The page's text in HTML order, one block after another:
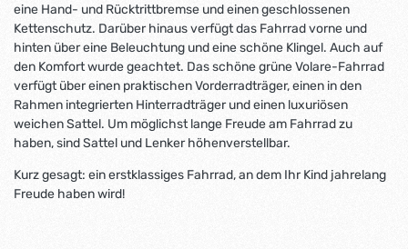
eine Hand- und Rücktrittbremse und einen geschlossenen
Kettenschutz. Darüber hinaus verfügt das Fahrrad vorne und
hinten über eine Beleuchtung und eine schöne Klingel. Auch auf
den Komfort wurde geachtet. Das schöne grüne Volare-Fahrrad
verfügt über einen praktischen Vorderradträger, einen in den
Rahmen integrierten Hinterradträger und einen luxuriösen
weichen Sattel. Um möglichst lange Freude am Fahrrad zu
haben, sind Sattel und Lenker höhenverstellbar.
Kurz gesagt: ein erstklassiges Fahrrad, an dem Ihr Kind jahrelang
Freude haben wird!